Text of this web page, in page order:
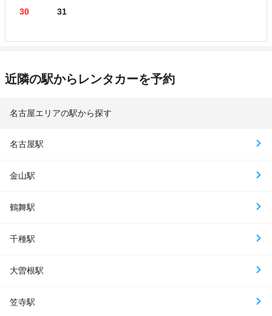
30 31
近隣の駅からレンタカーを予約
名古屋エリアの駅から探す
名古屋駅
金山駅
鶴舞駅
千種駅
大曽根駅
笠寺駅